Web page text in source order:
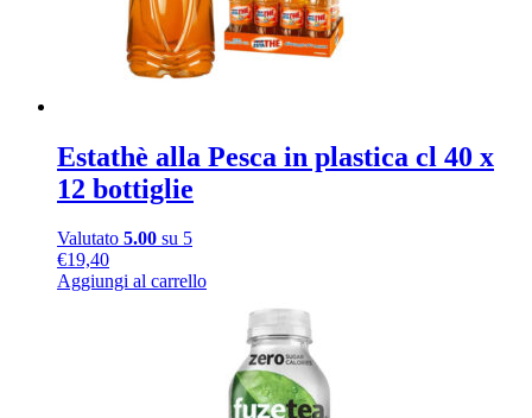
Estathè alla Pesca in plastica cl 40 x
12 bottiglie
Valutato 5.00 su 5
€19,40
Aggiungi al carrello